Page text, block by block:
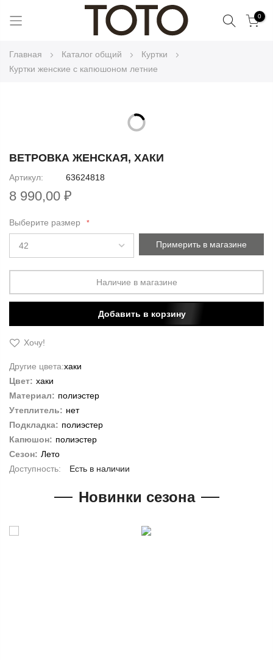
Поиск0
Content
Главная Каталог общий
Куртки
Куртки женские с капюшоном летние
end
of
the
gallery
to
beginning
of
images
gallery
ВЕТРОВКА ЖЕНСКАЯ, ХАКИ
Артикул 63624818
8 990,00 ₽
Выберите размер
Примерить в магазине
Наличие в магазине
Добавить в корзину
Хочу!
Другие цвета:хаки
Цвет: хаки
Материал: полиэстер
Утеплитель: нет
Подкладка: полиэстер
Капюшон: полиэстер
Сезон: Лето
Есть в наличии
Новинки сезона